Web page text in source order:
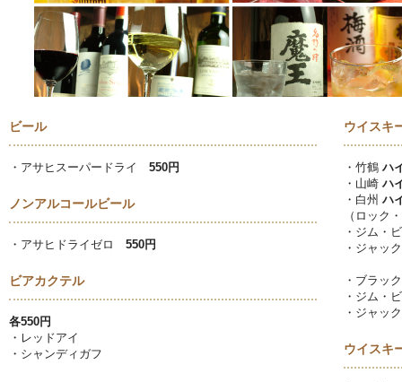
ビール
・アサヒスーパードライ 550円
ノンアルコールビール
・アサヒドライゼロ 550円
ビアカクテル
各550円
・レッドアイ
・シャンディガフ
ウイスキ
・竹鶴 ハ
・山崎 ハ
・白州 ハ
（ロック
・ジム・
・ジャッ
・ブラッ
・ジム・
・ジャッ
ウイスキ